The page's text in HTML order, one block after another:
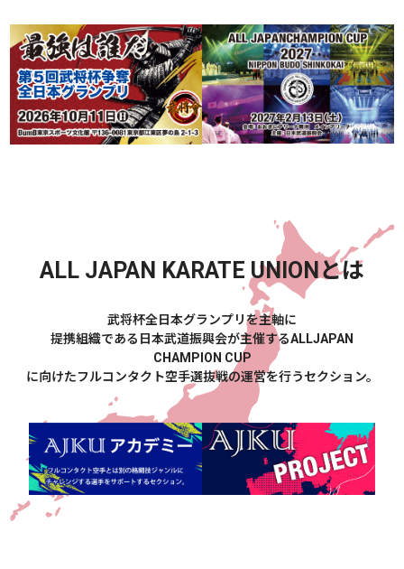
ALL JAPAN KARATE UNIONとは
武将杯全日本グランプリを主軸に
提携組織である日本武道振興会が主催するALLJAPAN
CHAMPION CUP
に向けたフルコンタクト空手選抜戦の運営を行うセクション。